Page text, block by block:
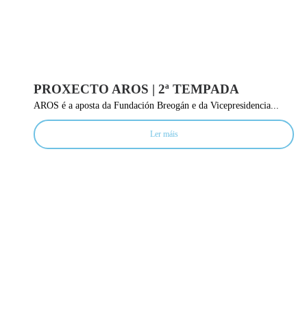
PROXECTO AROS | 2ª TEMPADA
AROS é a aposta da Fundación Breogán e da Vicepresidencia...
Ler máis